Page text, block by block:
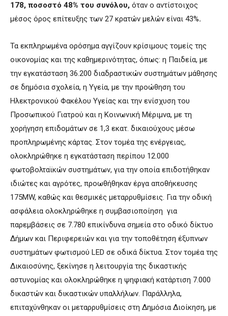
178, ποσοστό 48% του συνόλου, όταν ο αντίστοιχος
μέσος όρος επίτευξης των 27 κρατών μελών είναι 43%.
Τα εκπληρωμένα ορόσημα αγγίζουν κρίσιμους τομείς της
οικονομίας και της καθημερινότητας, όπως: η Παιδεία, με
την εγκατάσταση 36.200 διαδραστικών συστημάτων μάθησης
σε δημόσια σχολεία, η Υγεία, με την προώθηση του
Ηλεκτρονικού Φακέλου Υγείας και την ενίσχυση του
Προσωπικού Γιατρού και η Κοινωνική Μέριμνα, με τη
χορήγηση επιδομάτων σε 1,3 εκατ. δικαιούχους μέσω
προπληρωμένης κάρτας. Στον τομέα της ενέργειας,
ολοκληρώθηκε η εγκατάσταση περίπου 12.000
φωτοβολταϊκών συστημάτων, για την οποία επιδοτήθηκαν
ιδιώτες και αγρότες, προωθήθηκαν έργα αποθήκευσης
175MW, καθώς και θεσμικές μεταρρυθμίσεις. Για την οδική
ασφάλεια ολοκληρώθηκε η συμβασιοποίηση για
παρεμβάσεις σε 7.780 επικίνδυνα σημεία στο οδικό δίκτυο
Δήμων και Περιφερειών και για την τοποθέτηση έξυπνων
συστημάτων φωτισμού LED σε οδικά δίκτυα. Στον τομέα της
Δικαιοσύνης, ξεκίνησε η λειτουργία της δικαστικής
αστυνομίας και ολοκληρώθηκε η ψηφιακή κατάρτιση 7.000
δικαστών και δικαστικών υπαλλήλων. Παράλληλα,
επιταχύνθηκαν οι μεταρρυθμίσεις στη Δημόσια Διοίκηση, με